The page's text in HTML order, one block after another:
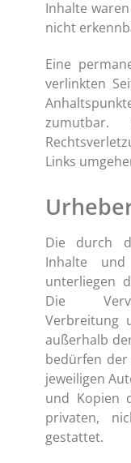
Inhalte
nicht
Eine
verlinkten
zumutbar.
Links
Die durch
Inhalte
unterliegen
Die
Verbreitung
außerhalb
bedürfen
jeweiligen
und Kopien
privaten,
gestattet.